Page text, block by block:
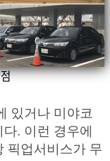
있거나 미야코
. 이런 경우에
픽업서비스가 무